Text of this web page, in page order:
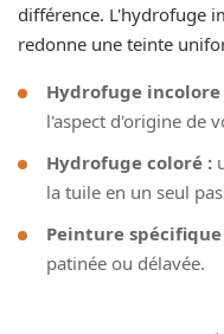
différence. L'hydrofuge
redonne une teinte
Hydrofuge incolore
l'aspect d'origine de
Hydrofuge coloré :
la tuile en un seul
Peinture spécifique
patinée ou délavée.